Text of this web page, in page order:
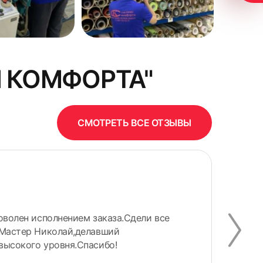
СМОТРЕТЬ ВСЕ ОТЗЫВЫ
исполнением заказа.Сдели все
Николай,делавший
уровня.Спасибо!